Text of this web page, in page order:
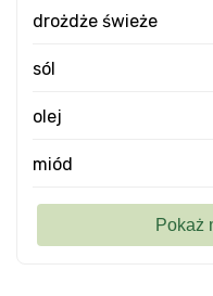
drożdże świeże
sól
olej
miód